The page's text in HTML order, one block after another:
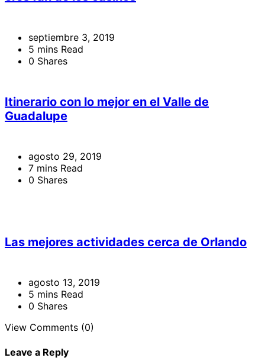
septiembre 3, 2019
5 mins Read
0 Shares
Itinerario con lo mejor en el Valle de
Guadalupe
agosto 29, 2019
7 mins Read
0 Shares
Las mejores actividades cerca de Orlando
agosto 13, 2019
5 mins Read
0 Shares
View Comments (0)
Leave a Reply